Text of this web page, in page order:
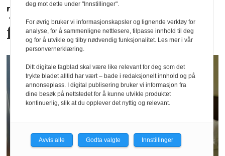
Tror de «brune» pubene
får en ny renessanse
deg mot dette under "Innstillinger".
For øvrig bruker vi informasjonskapsler og lignende verktøy for
analyse, for å sammenligne nettlesere, tilpasse innhold til deg
og for å utvikle og tilby nødvendig funksjonalitet. Les mer i vår
personvernerklæring.
Ditt digitale fagblad skal være like relevant for deg som det
trykte bladet alltid har vært – bade i redaksjonelt innhold og på
annonseplass. I digital publisering bruker vi informasjon fra
dine besøk på nettstedet for å kunne utvikle produktet
kontinuerlig, slik at du opplever det nyttig og relevant.
Avvis alle Godta valgte Innstillinger